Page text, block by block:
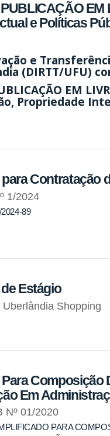
EM
e Políticas
e
(DIRTT/UFU)
EM
Propriedade
Contratação
1/2024
89
Estágio
Shopping
Composição
Em
Nº 01/2020
PARA